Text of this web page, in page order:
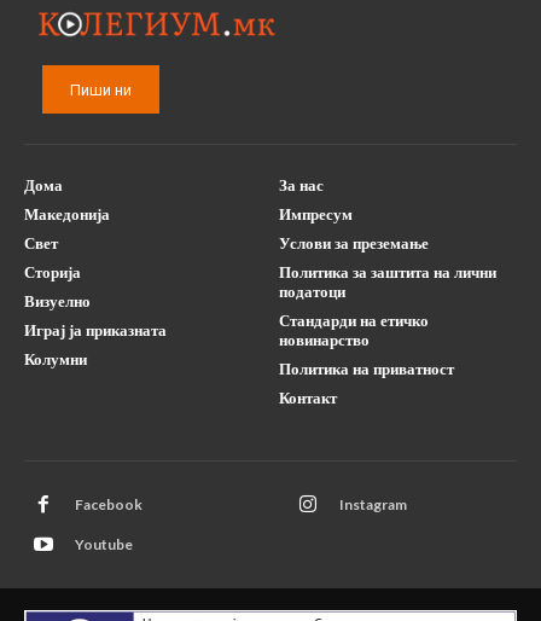
Пиши ни
Дома
Македонија
Свет
Сторија
Визуелно
Играј ја приказната
Колумни
За нас
Импресум
Услови за преземање
Политика за заштита на лични
податоци
Стандарди на етичко
новинарство
Политика на приватност
Контакт
Facebook Instagram
Youtube